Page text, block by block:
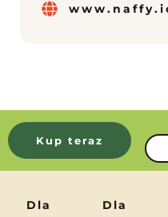
Kup teraz
Dla
Dla